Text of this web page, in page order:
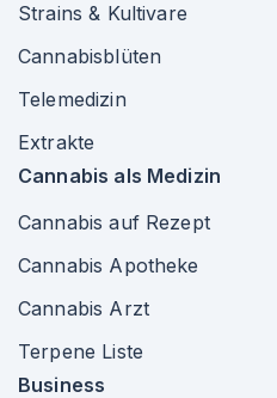
Strains & Kultivare
Cannabisblüten
Telemedizin
Extrakte
Cannabis als Medizin
Cannabis auf Rezept
Cannabis Apotheke
Cannabis Arzt
Terpene Liste
Business